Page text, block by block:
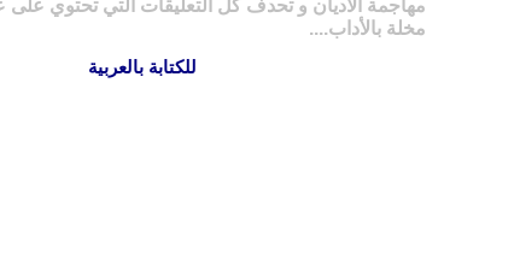
مهاجمة الأديان و تحدف كل التعليقات التي تحتوي على
مخلة بالأداب....
للكتابة بالعربية